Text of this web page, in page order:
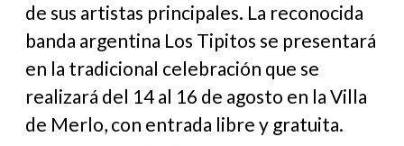
de sus artistas principales. La reconocida
banda argentina Los Tipitos se presentará
en la tradicional celebración que se
realizará del 14 al 16 de agosto en la Villa
de Merlo, con entrada libre y gratuita.